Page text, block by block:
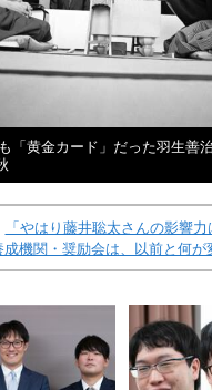
「黄金カード」だった羽生善
「やはり藤井聡太さんの影響
成機関・奨励会は、以前と何が